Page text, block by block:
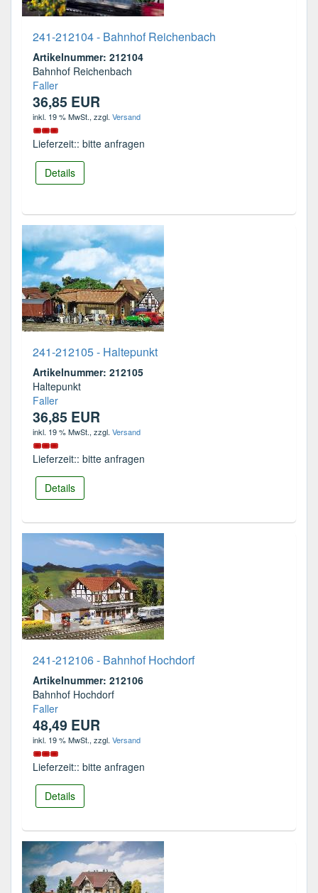
241-212104 - Bahnhof Reichenbach
Artikelnummer: 212104
Bahnhof Reichenbach
Faller
36,85 EUR
inkl. 19 % MwSt., zzgl. Versand
Lieferzeit:: bitte anfragen
Details
241-212105 - Haltepunkt
Artikelnummer: 212105
Haltepunkt
Faller
36,85 EUR
inkl. 19 % MwSt., zzgl. Versand
Lieferzeit:: bitte anfragen
Details
241-212106 - Bahnhof Hochdorf
Artikelnummer: 212106
Bahnhof Hochdorf
Faller
48,49 EUR
inkl. 19 % MwSt., zzgl. Versand
Lieferzeit:: bitte anfragen
Details